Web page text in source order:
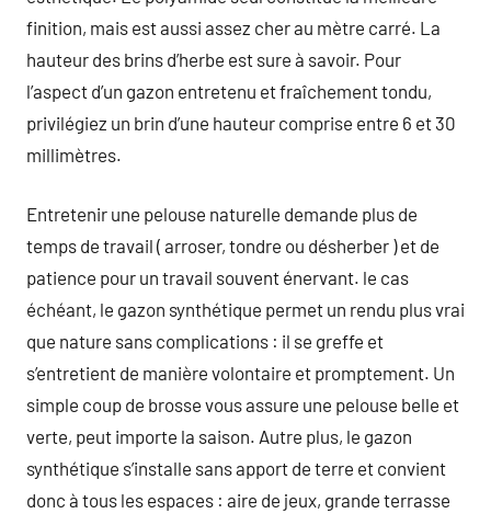
finition, mais est aussi assez cher au mètre carré. La
hauteur des brins d’herbe est sure à savoir. Pour
l’aspect d’un gazon entretenu et fraîchement tondu,
privilégiez un brin d’une hauteur comprise entre 6 et 30
millimètres.
Entretenir une pelouse naturelle demande plus de
temps de travail ( arroser, tondre ou désherber ) et de
patience pour un travail souvent énervant. le cas
échéant, le gazon synthétique permet un rendu plus vrai
que nature sans complications : il se greffe et
s’entretient de manière volontaire et promptement. Un
simple coup de brosse vous assure une pelouse belle et
verte, peut importe la saison. Autre plus, le gazon
synthétique s’installe sans apport de terre et convient
donc à tous les espaces : aire de jeux, grande terrasse